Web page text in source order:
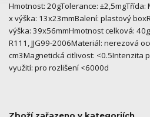
Hmotnost: 20gTolerance: ±2,5mgTřída:
x výška: 13x23mmBalení: plastový
výška: 39x56mmHmotnost celková:
R111, JJG99-2006Materiál: nerezová
cm3Magnetická citlivost: <0.5Intenzita
využití: pro rozlišení <6000d
Zboží zařazeno v kategoriích